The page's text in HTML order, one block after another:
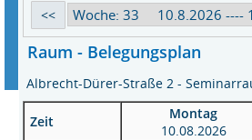
Raum - Belegungsplan
Albrecht-Dürer-Straße 2 -
Zeit
Montag
10.08.2026